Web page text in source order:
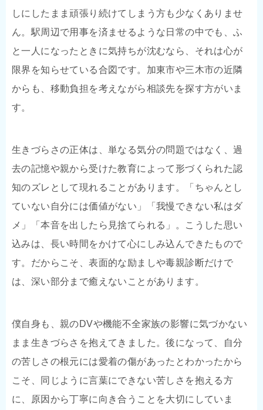
しにしたまま頑張り続けてしまう方も少なくありませ
ん。駅周辺で用事を済ませるような日常の中でも、ふ
と一人になったときに気持ちが沈むなら、それは心が
限界を知らせている合図です。加東市や三木市の近隣
からも、移動負担を考えながら相談先を探す方がいま
す。
生きづらさの正体は、単なる気分の問題ではなく、過
去の記憶や親から受けた教育によって形づくられた認
知のズレとして現れることがあります。「ちゃんとし
ていない自分には価値がない」「我慢できない私はダ
メ」「本音を出したら見捨てられる」。こうした思い
込みは、長い時間をかけて心にしみ込んできたもので
す。だからこそ、表面的な励ましや毒親診断だけで
は、深い部分まで癒えないことがあります。
僕自身も、親のDVや機能不全家族の影響に気づかない
まま生きづらさを抱えてきました。後になって、自分
の苦しさの根元には愛着の傷があったとわかったから
こそ、同じように言葉にできない苦しさを抱える方
に、原因から丁寧に向き合うことを大切にしていま